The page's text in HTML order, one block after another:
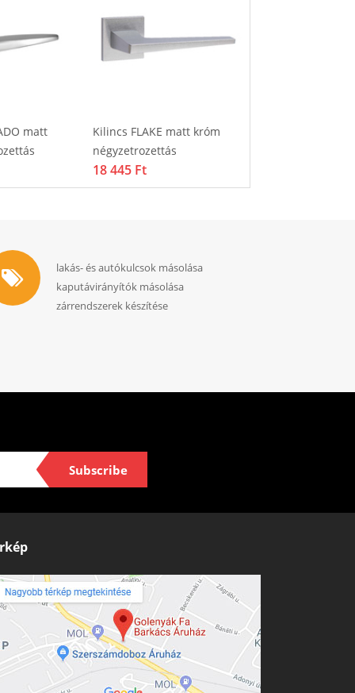
matt
Kilincs FLAKE matt króm
négyzetrozettás
18 445 Ft
lakás- és autókulcsok másolása
kaputávirányítók másolása
zárrendszerek készítése
Subscribe